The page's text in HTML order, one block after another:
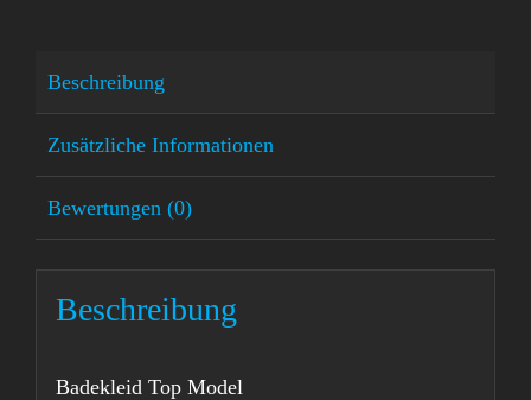
Beschreibung
Zusätzliche Informationen
Bewertungen (0)
Beschreibung
Badekleid Top Model